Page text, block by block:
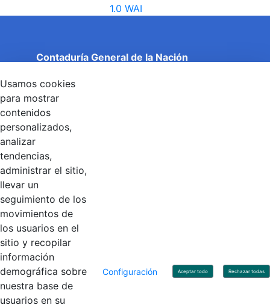
Contaduría General de la Nación
Entidad adscrita al Ministerio de Hacienda y Crédito
Público
Torre 1 (Aire) - Piso 15, Bogotá D.C., Colombia
Código Postal: 111071
Linkedin
Contacto
Línea de servicio al ciudadano: +57(601) 492 64 00
Correo Institucional:
Correo de notificaciones judiciales:
notificacionjudicial@contaduria.gov.co
Correo de Asuntos disciplinarios:
asuntosdisciplinarios@contaduria.gov.co
Usamos cookies
para mostrar
contenidos
personalizados,
analizar
tendencias,
administrar el sitio,
llevar un
seguimiento de los
movimientos de
los usuarios en el
sitio y recopilar
información
demográfica sobre
nuestra base de
usuarios en su
Configuración Aceptar todo Rechazar todas